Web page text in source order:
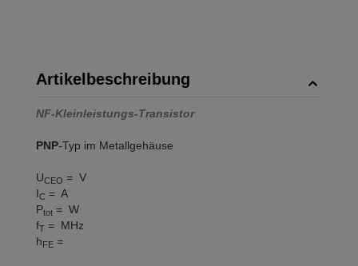
Artikelbeschreibung
NF-Kleinleistungs-Transistor
PNP-Typ im Metallgehäuse
UCEO = V
IC = A
Ptot = W
fT = MHz
hFE =